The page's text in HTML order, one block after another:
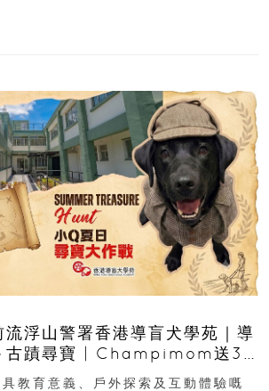
流浮山警署香港導盲犬學苑｜導
古蹟尋寶 | Champimom送3
教育意義、戶外探索及互動體驗嘅